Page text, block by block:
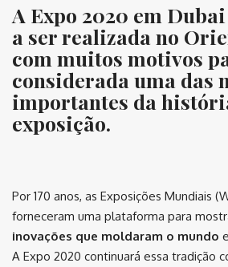
A Expo 2020 em
a ser realizada no
com muitos motivos
considerada uma das
importantes da
exposição.
Por 170 anos, as Exposições Mundiais
forneceram uma plataforma para
inovações que moldaram o mundo
A Expo 2020 continuará essa tradição